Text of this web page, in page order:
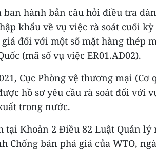
ban hành bản câu hỏi điều tra
khẩu về vụ việc rà soát cuối
đối với một số mặt hàng thép
(mã số vụ việc ER01.AD02).
Cục Phòng vệ thương mại (Cơ
hồ sơ yêu cầu rà soát đối với
trong nước.
tại Khoản 2 Điều 82 Luật Quản lý
Chống bán phá giá của WTO,